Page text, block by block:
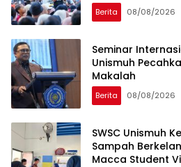
Berita 08/08/2026
Seminar
Unismuh
Makalah
Berita 08/08/2026
SWSC Unismuh
Sampah
Macca Student